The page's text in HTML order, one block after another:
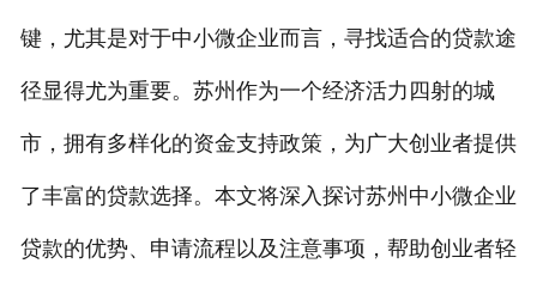
个人贷款
键，尤其是对于中小微企业而言，寻找适合的贷款途
径显得尤为重要。苏州作为一个经济活力四射的城
市，拥有多样化的资金支持政策，为广大创业者提供
了丰富的贷款选择。本文将深入探讨苏州中小微企业
贷款的优势、申请流程以及注意事项，帮助创业者轻